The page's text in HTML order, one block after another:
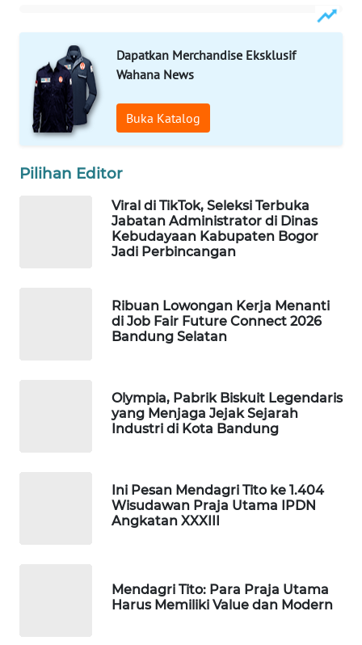
Dapatkan Merchandise Eksklusif
Wahana News
Buka Katalog
Pilihan Editor
Viral di TikTok, Seleksi Terbuka
Jabatan Administrator di Dinas
Kebudayaan Kabupaten Bogor
Jadi Perbincangan
Ribuan Lowongan Kerja Menanti
di Job Fair Future Connect 2026
Bandung Selatan
Olympia, Pabrik Biskuit Legendaris
yang Menjaga Jejak Sejarah
Industri di Kota Bandung
Ini Pesan Mendagri Tito ke 1.404
Wisudawan Praja Utama IPDN
Angkatan XXXIII
Mendagri Tito: Para Praja Utama
Harus Memiliki Value dan Modern
WAHANANEWS
NET
WAHANA
SPORT
WAHANA